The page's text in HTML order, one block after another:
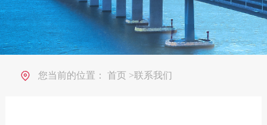
您当前的位置： 首页 >联系我们